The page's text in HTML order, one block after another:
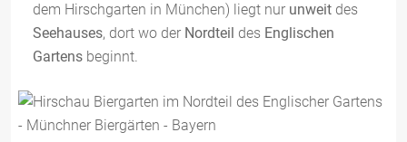
dem Hirschgarten in München) liegt nur unweit des
Seehauses, dort wo der Nordteil des Englischen
Gartens beginnt.